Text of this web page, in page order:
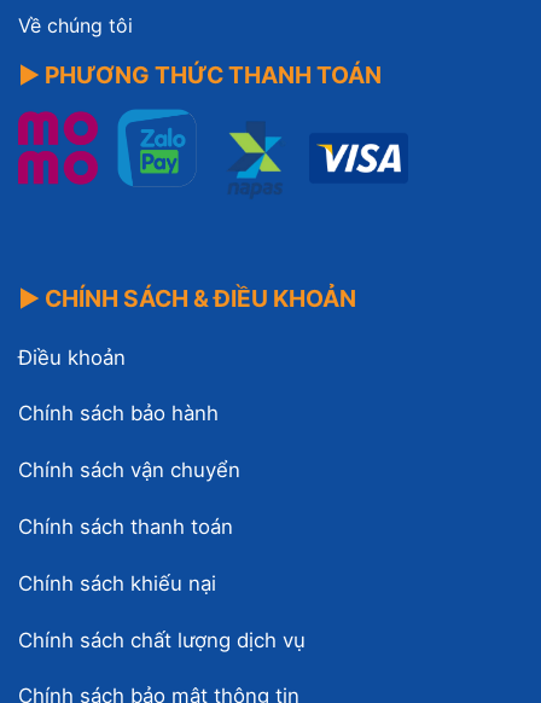
Về chúng tôi
▶ PHƯƠNG THỨC THANH TOÁN
▶ CHÍNH SÁCH & ĐIỀU KHOẢN
Điều khoản
Chính sách bảo hành
Chính sách vận chuyển
Chính sách thanh toán
Chính sách khiếu nại
Chính sách chất lượng dịch vụ
Chính sách bảo mật thông tin